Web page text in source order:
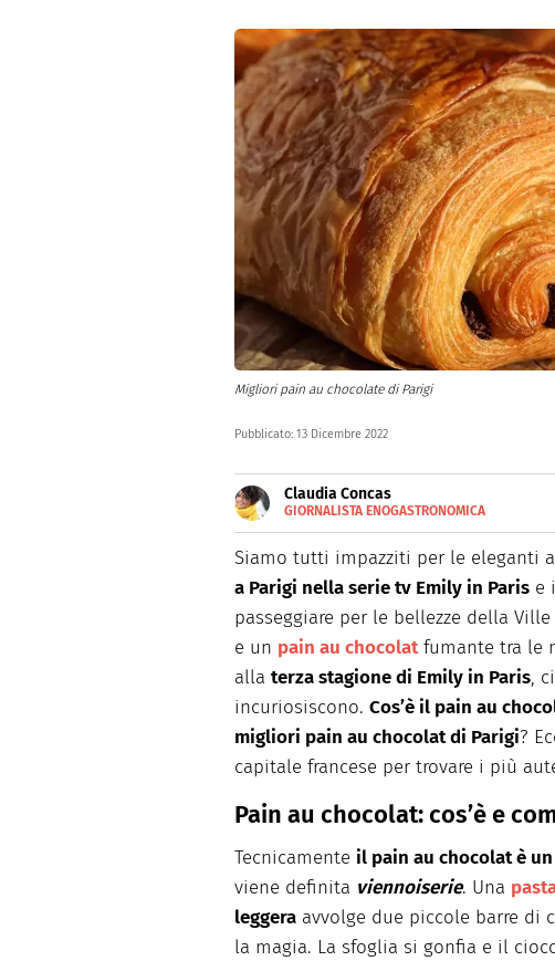
Frutta
Dolci
Natale
Pasqua
San Valentino
Migliori pain au chocolate di Parigi
Pubblicato: 13 Dicembre 2022
Claudia Concas
GIORNALISTA ENOGASTRONOMICA
Dopo aver frequentato la scuola di
specialist e food writer che produce
stampata. Realizza shooting video e
occupandosi della parte autoriale,
tempo libero ama cucinare, scrivere e
Siamo tutti impazziti per le eleganti
a Parigi nella serie tv Emily in Paris e
passeggiare per le bellezze della
e un pain au chocolatfumante tra le
alla terza stagione di Emily in Paris,
incuriosiscono. Cos’è il pain au
migliori pain au chocolat di Parigi?
capitale francese per trovare i più
Pain au chocolat: cos’è e
Tecnicamente il pain au chocolat è
viene definita viennoiserie. Una
leggera avvolge due piccole barre di
la magia. La sfoglia si gonfia e il